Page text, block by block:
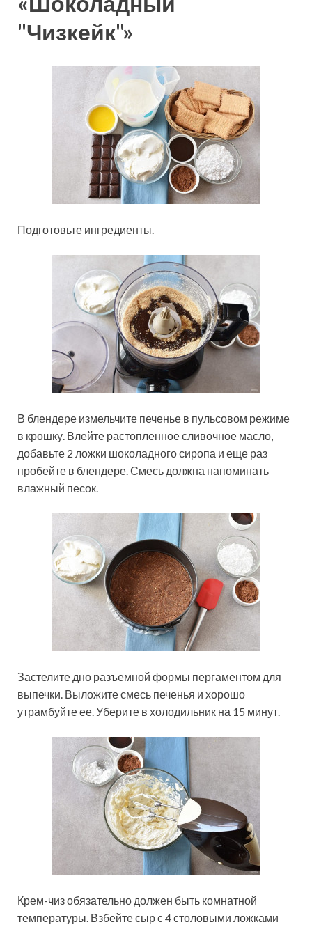
"Чизкейк"»
Подготовьте ингредиенты.
В блендере измельчите печенье в пульсовом режиме
в крошку. Влейте растопленное сливочное масло,
добавьте 2 ложки шоколадного сиропа и еще раз
пробейте в блендере. Смесь должна напоминать
влажный песок.
Застелите дно разъемной формы пергаментом для
выпечки. Выложите смесь печенья и хорошо
утрамбуйте ее. Уберите в холодильник на 15 минут.
Крем-чиз обязательно должен быть комнатной
температуры. Взбейте сыр с 4 столовыми ложками